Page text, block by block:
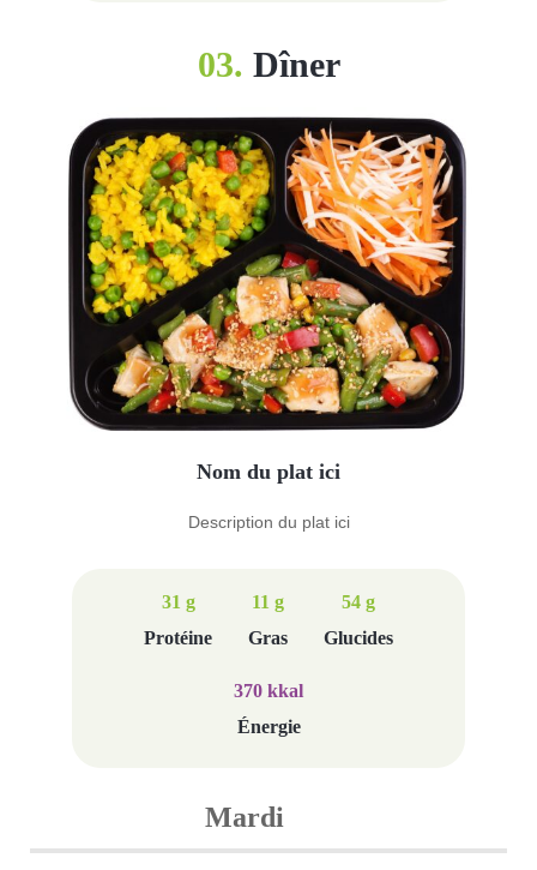
03. Dîner
Nom du plat ici
Description du plat ici
31 g
Protéine
11 g
Gras
54 g
Glucides
370 kkal
Énergie
Mardi